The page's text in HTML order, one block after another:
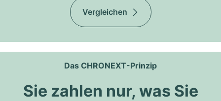
Vergleichen
Das CHRONEXT-Prinzip
Sie zahlen nur, was Sie